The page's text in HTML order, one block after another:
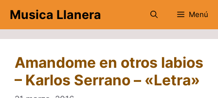
contenido
Musica Llanera Menú
Amandome en otros labios
– Karlos Serrano – «Letra»